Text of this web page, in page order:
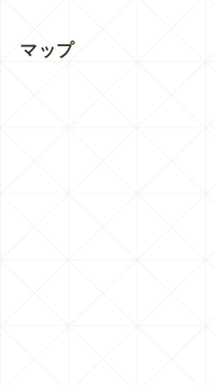
マップ